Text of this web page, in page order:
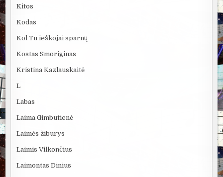
Kitos
Kodas
Kol Tu ieškojai sparnų
Kostas Smoriginas
Kristina Kazlauskaitė
L
Labas
Laima Gimbutienė
Laimės žiburys
Laimis Vilkončius
Laimontas Dinius